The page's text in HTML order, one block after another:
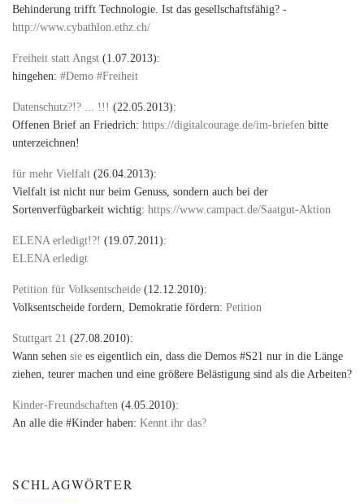
Behinderung trifft Technologie. Ist das gesellschaftsfähig? -
http://www.cybathlon.ethz.ch/
Freiheit statt Angst (1.07.2013):
hingehen: #Demo #Freiheit
Datenschutz?!? ... !!! (22.05.2013):
Offenen Brief an Friedrich: https://digitalcourage.de/im-briefen bitte
unterzeichnen!
für mehr Vielfalt (26.04.2013):
Vielfalt ist nicht nur beim Genuss, sondern auch bei der
Sortenverfügbarkeit wichtig: https://www.campact.de/Saatgut-Aktion
ELENA erledigt!?! (19.07.2011):
ELENA erledigt
Petition für Volksentscheide (12.12.2010):
Volksentscheide fordern, Demokratie fördern: Petition
Stuttgart 21 (27.08.2010):
Wann sehen sie es eigentlich ein, dass die Demos #S21 nur in die Länge
ziehen, teurer machen und eine größere Belästigung sind als die Arbeiten?
Kinder-Freundschaften (4.05.2010):
An alle die #Kinder haben: Kennt ihr das?
SCHLAGWÖRTER